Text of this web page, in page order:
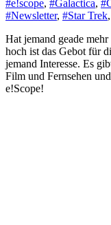
#e!scope, #Galactica,
#Newsletter, #Star Trek,
Hat jemand geade mehr als 15 Mio. über? Sind ja nur Dollar! So
hoch ist das Gebot für
jemand Interesse. Es
Film und Fernsehen
e!Scope!